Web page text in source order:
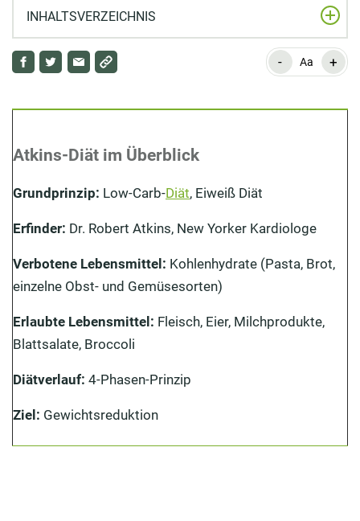
INHALTSVERZEICHNIS
Atkins-Diät im Überblick
Die vier Phasen der Atkins-Diät – Wie funktioniert
Diät essen?
Welche Lebensmittel sollte man bei der Atkins-Diät
vermeiden?
Vorteile der Atkins-Diät
- Aa +
Atkins-Diät im Überblick
Grundprinzip: Low-Carb-Diät, Eiweiß Diät
Erfinder: Dr. Robert Atkins, New Yorker Kardiologe
Verbotene Lebensmittel: Kohlenhydrate (Pasta, Brot,
einzelne Obst- und Gemüsesorten)
Erlaubte Lebensmittel: Fleisch, Eier, Milchprodukte,
Blattsalate, Broccoli
Diätverlauf: 4-Phasen-Prinzip
Ziel: Gewichtsreduktion